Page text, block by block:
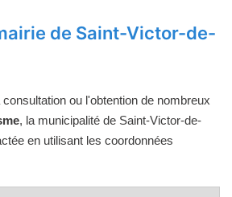
de Saint-Victor-de-
ou l'obtention de nombreux
, la municipalité de Saint-Victor-de-
en utilisant les coordonnées